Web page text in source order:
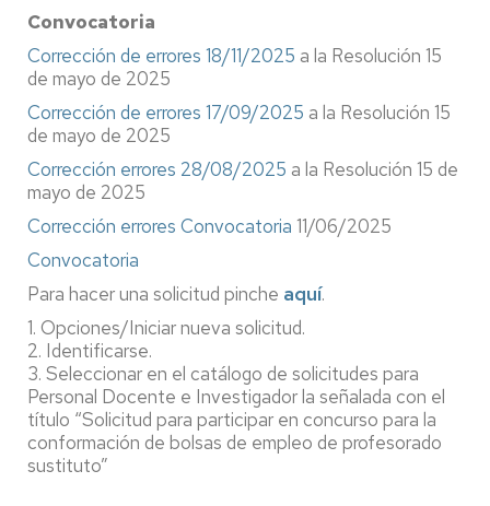
Convocatoria
Corrección de errores 18/11/2025 a la Resolución 15
de mayo de 2025
Corrección de errores 17/09/2025 a la Resolución 15
de mayo de 2025
Corrección errores 28/08/2025 a la Resolución 15 de
mayo de 2025
Corrección errores Convocatoria 11/06/2025
Convocatoria
Para hacer una solicitud pinche aquí.
1. Opciones/Iniciar nueva solicitud.
2. Identificarse.
3. Seleccionar en el catálogo de solicitudes para
Personal Docente e Investigador la señalada con el
título “Solicitud para participar en concurso para la
conformación de bolsas de empleo de profesorado
sustituto”